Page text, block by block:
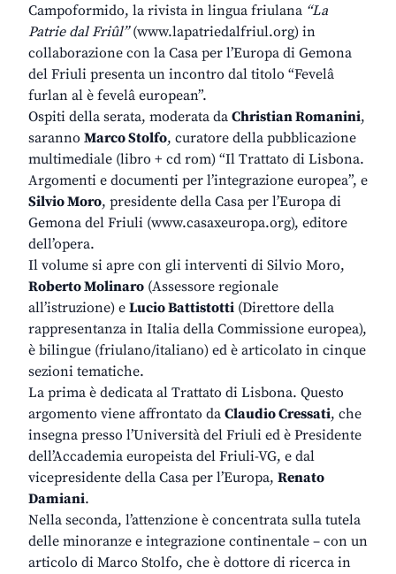
Campoformido, la rivista in lingua friulana “La
Patrie dal Friûl”(www.lapatriedalfriul.org) in
collaborazione con la Casa per l’Europa di Gemona
del Friuli presenta un incontro dal titolo “Fevelâ
furlan al è fevelâ european”.
Ospiti della serata, moderata da Christian Romanini,
saranno Marco Stolfo, curatore della pubblicazione
multimediale (libro + cd rom) “Il Trattato di Lisbona.
Argomenti e documenti per l’integrazione europea”, e
Silvio Moro, presidente della Casa per l’Europa di
Gemona del Friuli (www.casaxeuropa.org), editore
dell’opera.
Il volume si apre con gli interventi di Silvio Moro,
Roberto Molinaro (Assessore regionale
all’istruzione) e Lucio Battistotti (Direttore della
rappresentanza in Italia della Commissione europea),
è bilingue (friulano/italiano) ed è articolato in cinque
sezioni tematiche.
La prima è dedicata al Trattato di Lisbona. Questo
argomento viene affrontato da Claudio Cressati, che
insegna presso l’Università del Friuli ed è Presidente
dell’Accademia europeista del Friuli-VG, e dal
vicepresidente della Casa per l’Europa, Renato
Damiani.
Nella seconda, l’attenzione è concentrata sulla tutela
delle minoranze e integrazione continentale – con un
articolo di Marco Stolfo, che è dottore di ricerca in